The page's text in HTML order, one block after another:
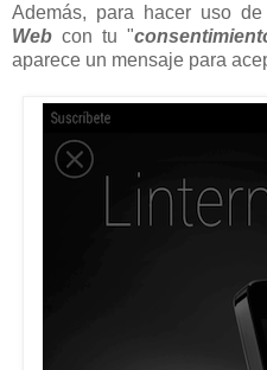
Además, para hacer uso
Web con tu "
aparece un mensaje para